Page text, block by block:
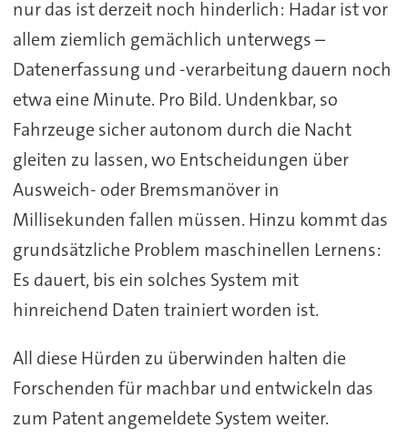
nur das ist derzeit noch hinderlich: Hadar ist vor
allem ziemlich gemächlich unterwegs –
Datenerfassung und -verarbeitung dauern noch
etwa eine Minute. Pro Bild. Undenkbar, so
Fahrzeuge sicher autonom durch die Nacht
gleiten zu lassen, wo Entscheidungen über
Ausweich- oder Bremsmanöver in
Millisekunden fallen müssen. Hinzu kommt das
grundsätzliche Problem maschinellen Lernens:
Es dauert, bis ein solches System mit
hinreichend Daten trainiert worden ist.
All diese Hürden zu überwinden halten die
Forschenden für machbar und entwickeln das
zum Patent angemeldete System weiter.